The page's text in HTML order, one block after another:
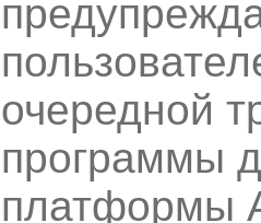
очередной
программы
платформы